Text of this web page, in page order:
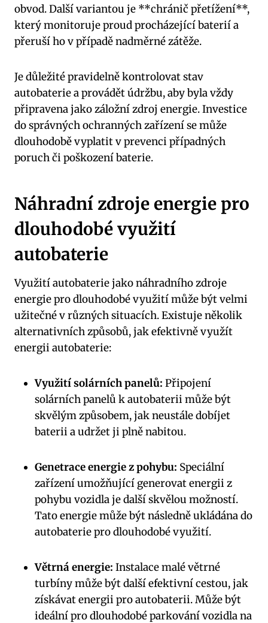
obvod. ⁣Další variantou ​je **chránič přetížení**,
⁤který monitoruje proud procházející ⁤baterií a⁣
přeruší ho v případě nadměrné zátěže.
Je důležité pravidelně kontrolovat stav
autobaterie a ​provádět údržbu, aby byla vždy
připravena jako záložní⁤ zdroj energie. Investice
do‌ správných ochranných ⁢zařízení se může
⁣dlouhodobě vyplatit⁣ v prevenci případných
⁣poruch či poškození baterie.
Náhradní zdroje energie pro
dlouhodobé využití
autobaterie
Využití autobaterie ⁢jako náhradního zdroje
energie pro dlouhodobé využití může být velmi
užitečné v různých situacích. Existuje několik
alternativních způsobů,‍ jak efektivně využít
energii autobaterie:
Využití solárních ​panelů: Připojení
⁣solárních panelů k ⁢autobaterii může být
skvělým způsobem, jak neustále dobíjet
baterii a udržet ji plně nabitou.
Genetrace energie z pohybu: ‍Speciální
zařízení umožňující generovat energii z ​
pohybu vozidla je další skvělou možností.
Tato energie může být následně ukládána do
autobaterie pro dlouhodobé využití.
Větrná energie: ‌Instalace malé větrné
turbíny může‍ být další efektivní cestou, jak
získávat energii pro autobaterii. Může být
ideální ‌pro dlouhodobé parkování vozidla ‌na